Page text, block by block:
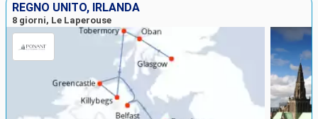
REGNO UNITO, IRLANDA
8 giorni, Le Laperouse